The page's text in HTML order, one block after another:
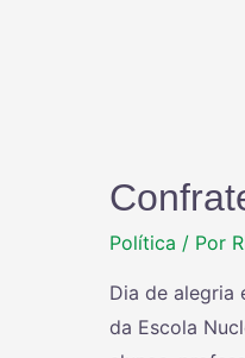
Política / Por
Dia de alegria
da Escola